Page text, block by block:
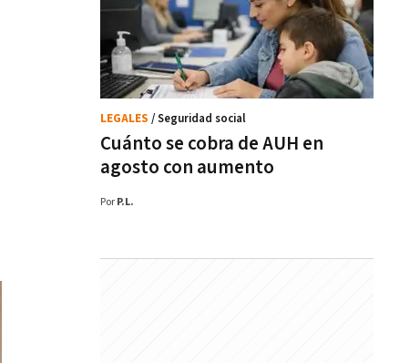
Cuánto se cobra de AUH en
agosto con aumento
LEGALES / Seguridad social
Por P.L.